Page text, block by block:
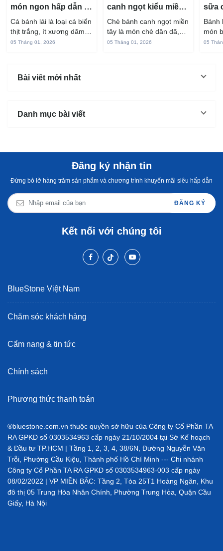
món ngon hấp dẫn từ
cá bánh lái
Cá bánh lái là loại cá biển
thịt trắng, ít xương dăm,
vị ngọt và rất dễ ăn khi
thể...
05 Tháng 01, 2026
canh ngọt kiểu miền
Tây ngon chuẩn vị
Chè bánh canh ngọt miền
tây là món chè dân dã,
gắn liền với đời sống sinh
05 Tháng 01, 2026
sữa
hấp
Bánh
món
05
Bài viêt mới nhất
Danh mục bài viết
Đăng ký nhận tin
Đừng bỏ lỡ hàng trăm sản phẩm và chương trình khuyến mãi siêu hấp dẫn
ĐĂNG KÝ
Kết nối với chúng tôi
BlueStone Việt Nam
Chăm sóc khách hàng
Cẩm nang & tin tức
Chính sách
Phương thức thanh toán
®bluestone.com.vn thuộc quyền sở hữu của Công ty Cổ Phần TA
RA GPKD số 0303534963 cấp ngày 21/10/2004 tại Sở Kế hoạch
& Đầu tư TP.HCM | Tầng 1, 2, 3, 4, 38/6N, Đường Nguyễn Văn
Trỗi, Phường Cầu Kiệu, Thành phố Hồ Chí Minh --- Chi nhánh
Công ty Cổ Phần TA RA GPKD số 0303534963-003 cấp ngày
08/02/2022 | VP MIỀN BẮC: Tầng 2, Tòa 25T1 Hoàng Ngân, Khu
đô thị 05 Trung Hòa Nhân Chính, Phường Trung Hòa, Quận Cầu
Giấy, Hà Nội